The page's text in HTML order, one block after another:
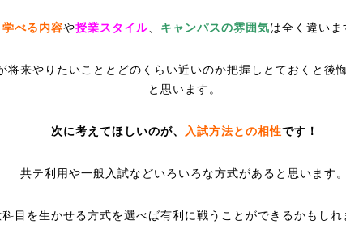
学べる内容や授業スタイル、 キャンパスの雰囲気は全く違いま
将来やりたいこととどのくらい近いのか把握しとておくと後
と思います。
次に考えてほしいのが、 入試方法との相性です！
共テ利用や一般入試などいろいろな方式があると思います。
目を生かせる方式を選べば有利に戦うことができるかもしれ